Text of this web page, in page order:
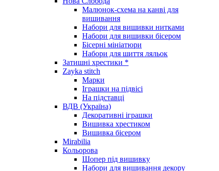
Малюнок-схема на канві для
вишивання
Набори для вишивки нитками
Набори для вишивки бісером
Бісерні мініатюри
Набори для шиття ляльок
Затишні хрестики *
Zayka stitch
Марки
Іграшки на підвісі
На підставці
ВДВ (Україна)
Декоративні іграшки
Вишивка хрестиком
Вишивка бісером
Mirabilia
Кольорова
Шопер під вишивку
Набори для вишивання декору